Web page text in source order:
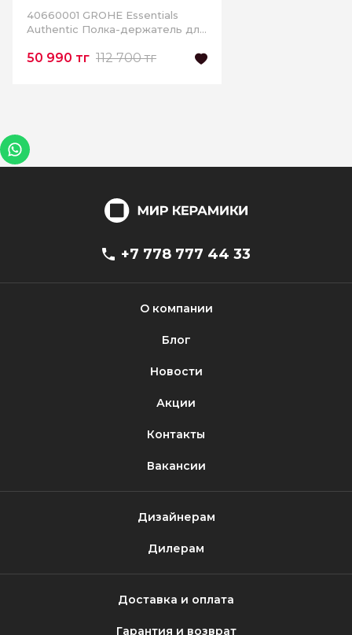
40660001 GROHE Essentials
Authentic Полка-держатель для
50 990 тг 112 700 тг
+7 778 777 44 33
О компании
Блог
Новости
Акции
Контакты
Вакансии
Дизайнерам
Дилерам
Доставка и оплата
Гарантия и возврат